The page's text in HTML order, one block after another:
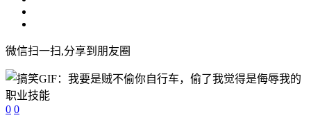
微信扫一扫,分享到朋友圈
0 0